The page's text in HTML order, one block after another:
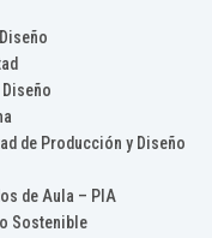
de Producción y Diseño
de Aula – PIA
Sostenible